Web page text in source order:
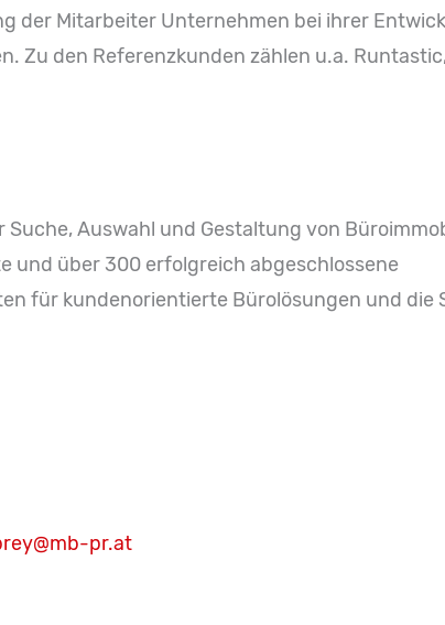
der Mitarbeiter Unternehmen bei ihrer
Zu den Referenzkunden zählen u.a.
Auswahl und Gestaltung von
und über 300 erfolgreich abgeschlossene
für kundenorientierte Bürolösungen und die
pr.at